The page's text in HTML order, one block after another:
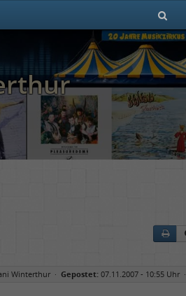
Winterthur · Gepostet: 07.11.2007 - 10:55 Uhr ·